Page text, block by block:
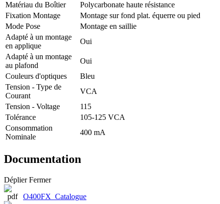
Matériau du Boîtier
Polycarbonate haute résistance
Fixation Montage
Montage sur fond plat. équerre ou pied
Mode Pose
Montage en saillie
Adapté à un montage
en applique
Oui
Adapté à un montage
au plafond
Oui
Couleurs d'optiques
Bleu
Tension - Type de
Courant
VCA
Tension - Voltage
115
Tolérance
105-125 VCA
Consommation
Nominale
400 mA
Documentation
Déplier Fermer
O400FX_Catalogue